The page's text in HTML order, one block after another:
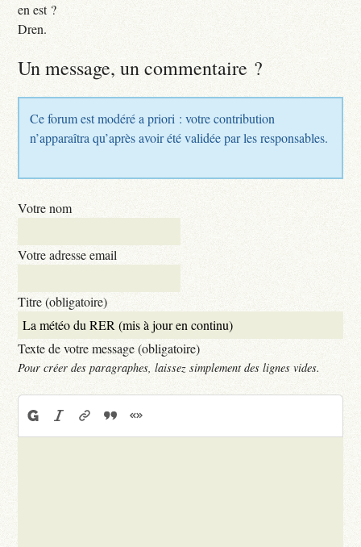
en est ?
Dren.
Un message, un commentaire ?
Ce forum est modéré a priori : votre contribution
n’apparaîtra qu’après avoir été validée par les responsables.
Votre nom
Votre adresse email
Titre (obligatoire)
Texte de votre message (obligatoire)
Pour créer des paragraphes, laissez simplement des lignes vides.